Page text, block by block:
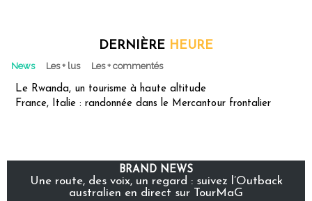
DERNIÈRE HEURE
News Les + lus Les + commentés
Le Rwanda, un tourisme à haute altitude
France, Italie : randonnée dans le Mercantour frontalier
BRAND NEWS
Une route, des voix, un regard : suivez l’Outback
australien en direct sur TourMaG